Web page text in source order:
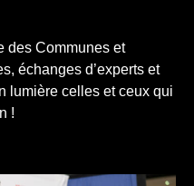
des Communes et
échanges d’experts et
lumière celles et ceux qui
!